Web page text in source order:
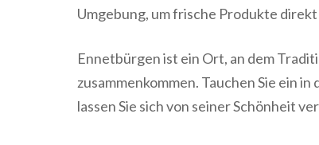
Umgebung, um frische Produkte
Ennetbürgen ist ein Ort, an dem
zusammenkommen. Tauchen Sie ein
lassen Sie sich von seiner Schönheit